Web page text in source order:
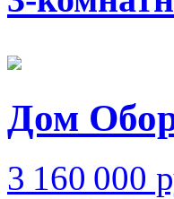
Дом
3 160 000